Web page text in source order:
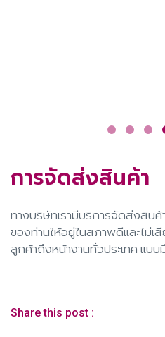
การจัดส่งสินค้า
ทางบริษัทเรามีบริการจัดส่งสินค้
ของท่านให้อยู่ในสภาพดีและไม่
ลูกค้าถึงหน้างานทั่วประเทศ แบ
Share this post :